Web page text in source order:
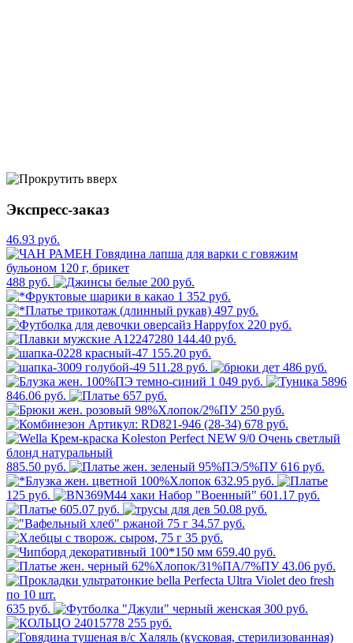
Экспресс-заказ
46.93 руб.
488 руб.
200 руб.
1 352 руб.
497 руб.
220 руб.
144.40 руб.
155.20 руб.
511.28 руб.
486 руб.
1 049 руб.
846.06 руб.
657 руб.
250 руб.
678 руб.
885.50 руб.
616 руб.
632.95 руб.
125 руб.
601.17 руб.
605.07 руб.
50.08 руб.
34.57 руб.
35 руб.
659.40 руб.
43.06 руб.
635 руб.
300 руб.
255 руб.